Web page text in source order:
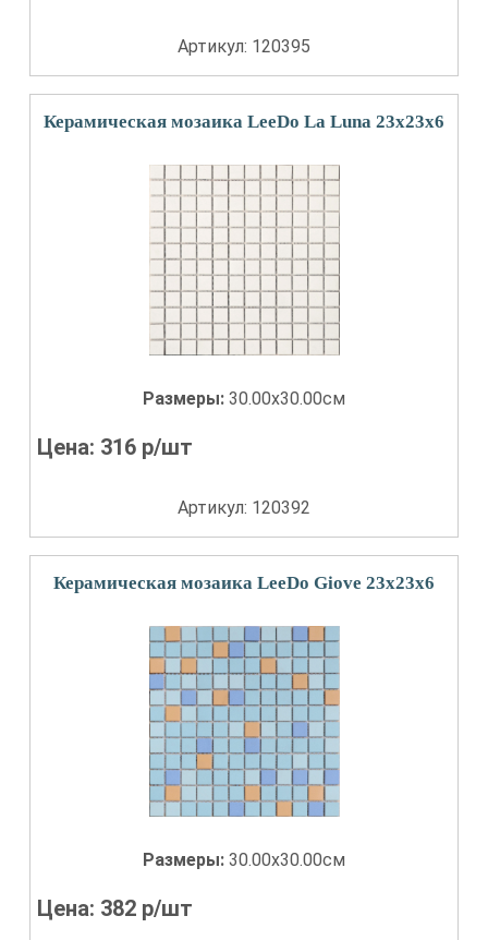
Артикул: 120395
Керамическая мозаика LeeDo La Luna 23х23х6
Размеры: 30.00x30.00см
Цена: 316 р/шт
Артикул: 120392
Керамическая мозаика LeeDo Giove 23x23x6
Размеры: 30.00x30.00см
Цена: 382 р/шт